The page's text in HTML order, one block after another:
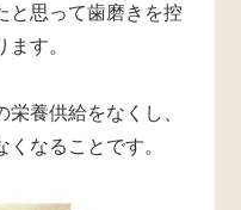
と思って歯磨きを控
す。
養供給をなくし、
なることです。